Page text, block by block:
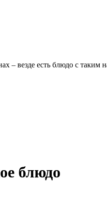
– везде есть блюдо с
блюдо